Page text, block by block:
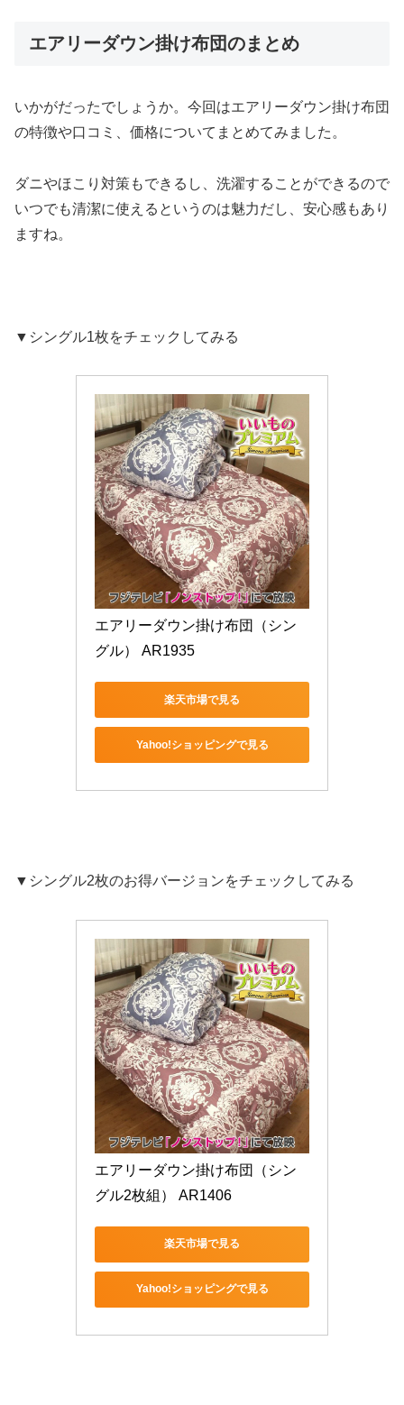
エアリーダウン掛け布団のまとめ
いかがだったでしょうか。今回はエアリーダウン掛け布団
の特徴や口コミ、価格についてまとめてみました。
ダニやほこり対策もできるし、洗濯することができるので
いつでも清潔に使えるというのは魅力だし、安心感もあり
ますね。
▼シングル1枚をチェックしてみる
エアリーダウン掛け布団（シン
グル） AR1935
楽天市場で見る
Yahoo!ショッピングで見る
▼シングル2枚のお得バージョンをチェックしてみる
エアリーダウン掛け布団（シン
グル2枚組） AR1406
楽天市場で見る
Yahoo!ショッピングで見る